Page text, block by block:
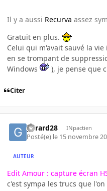
Il y a aussi Recurva assez
Gratuit en plus.
Celui qui m'avait sauvé la
en se trompant de
Windows
), je pense que
Citer
gerard28 INpactien
Posté(e) le 15 novembre
AUTEUR
Edit Amour : capture écran
c'est sympa les trucs que